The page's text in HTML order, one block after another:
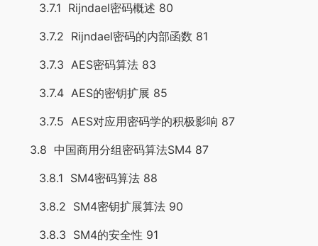
3.7.1 Rijndael密码概述 80
3.7.2 Rijndael密码的内部函数 81
3.7.3 AES密码算法 83
3.7.4 AES的密钥扩展 85
3.7.5 AES对应用密码学的积极影响 87
3.8 中国商用分组密码算法SM4 87
3.8.1 SM4密码算法 88
3.8.2 SM4密钥扩展算法 90
3.8.3 SM4的安全性 91